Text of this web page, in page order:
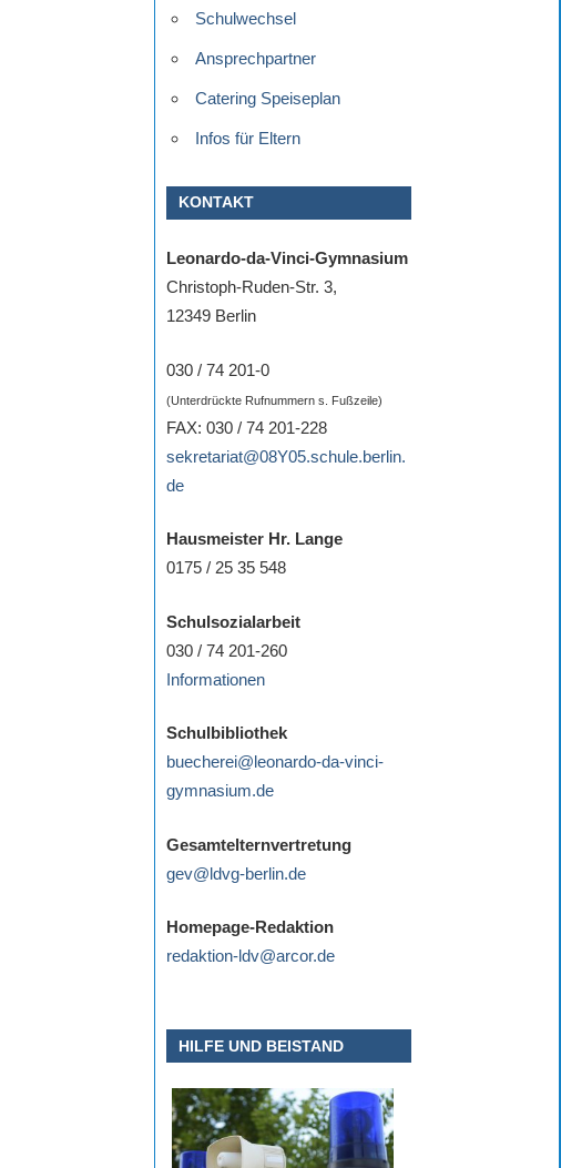
Schulwechsel
Ansprechpartner
Catering Speiseplan
Infos für Eltern
KONTAKT
Leonardo-da-Vinci-Gymnasium
Christoph-Ruden-Str. 3,
12349 Berlin
030 / 74 201-0
(Unterdrückte Rufnummern s. Fußzeile)
FAX: 030 / 74 201-228
sekretariat@08Y05.schule.berlin.
de
Hausmeister Hr. Lange
0175 / 25 35 548
Schulsozialarbeit
030 / 74 201-260
Informationen
Schulbibliothek
buecherei@leonardo-da-vinci-
gymnasium.de
Gesamtelternvertretung
gev@ldvg-berlin.de
Homepage-Redaktion
redaktion-ldv@arcor.de
HILFE UND BEISTAND